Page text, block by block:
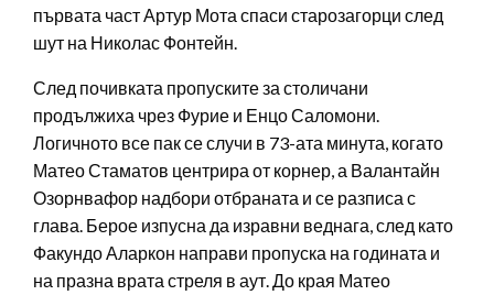
първата част Артур Мота спаси старозагорци след
шут на Николас Фонтейн.
След почивката пропуските за столичани
продължиха чрез Фурие и Енцо Саломони.
Логичното все пак се случи в 73-ата минута, когато
Матео Стаматов центрира от корнер, а Валантайн
Озорнвафор надбори отбраната и се разписа с
глава. Берое изпусна да изравни веднага, след като
Факундо Аларкон направи пропуска на годината и
на празна врата стреля в аут. До края Матео